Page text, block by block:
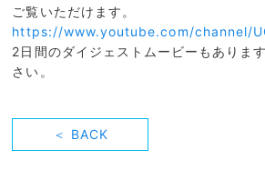
ご覧いただけます。
https://www.youtube.com/channel/
2日間のダイジェストムービーもありま
さい。
＜ BACK